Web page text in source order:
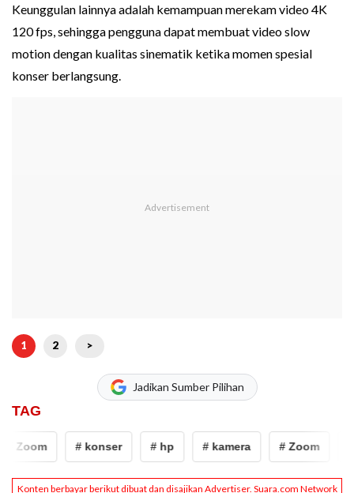
Keunggulan lainnya adalah kemampuan merekam video 4K
120 fps, sehingga pengguna dapat membuat video slow
motion dengan kualitas sinematik ketika momen spesial
konser berlangsung.
1 2 >
Jadikan Sumber Pilihan
TAG
Zoom # konser # hp # kamera # Zoom